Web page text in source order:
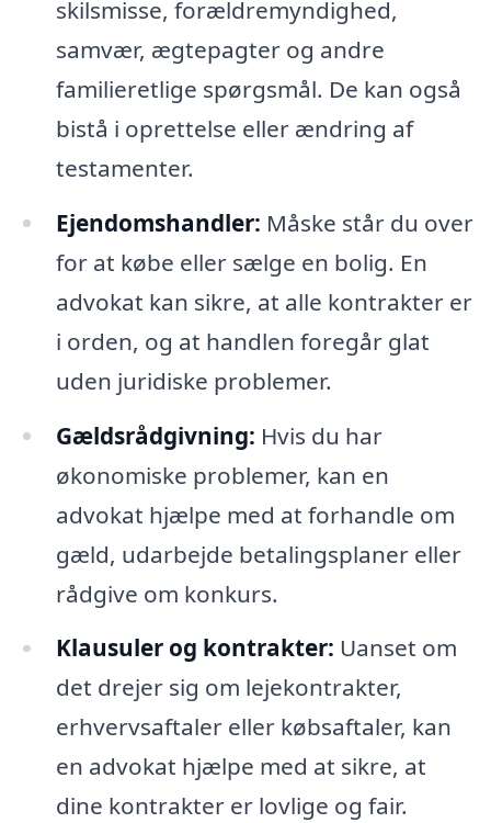
skilsmisse, forældremyndighed,
samvær, ægtepagter og andre
familieretlige spørgsmål. De kan også
bistå i oprettelse eller ændring af
testamenter.
Ejendomshandler: Måske står du over
for at købe eller sælge en bolig. En
advokat kan sikre, at alle kontrakter er
i orden, og at handlen foregår glat
uden juridiske problemer.
Gældsrådgivning: Hvis du har
økonomiske problemer, kan en
advokat hjælpe med at forhandle om
gæld, udarbejde betalingsplaner eller
rådgive om konkurs.
Klausuler og kontrakter: Uanset om
det drejer sig om lejekontrakter,
erhvervsaftaler eller købsaftaler, kan
en advokat hjælpe med at sikre, at
dine kontrakter er lovlige og fair.